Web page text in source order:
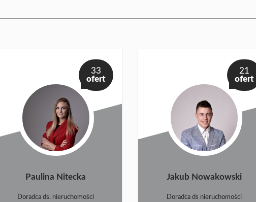
33
ofert
Paulina Nitecka
Doradca ds. nieruchomości
21
ofert
Jakub Nowakowski
Doradca ds nieruchomości